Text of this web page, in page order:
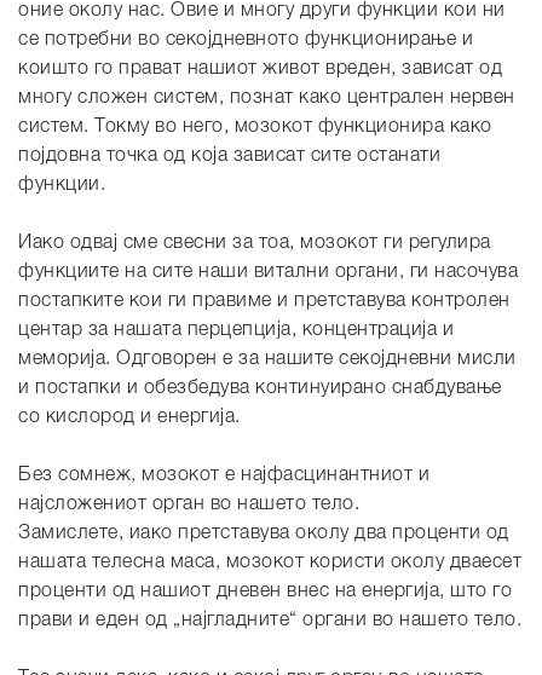
оние околу нас. Овие и многу други функции кои ни
се потребни во секојдневното функционирање и
коишто го прават нашиот живот вреден, зависат од
многу сложен систем, познат како централен нервен
систем. Токму во него, мозокот функционира како
појдовна точка од која зависат сите останати
функции.
Иако одвај сме свесни за тоа, мозокот ги регулира
функциите на сите наши витални органи, ги насочува
постапките кои ги правиме и претставува контролен
центар за нашата перцепција, концентрација и
меморија. Одговорен е за нашите секојдневни мисли
и постапки и обезбедува континуирано снабдување
со кислород и енергија.
Без сомнеж, мозокот е најфасцинантниот и
најсложениот орган во нашето тело.
Замислете, иако претставува околу два проценти од
нашата телесна маса, мозокот користи околу дваесет
проценти од нашиот дневен внес на енергија, што го
прави и еден од „најгладните“ органи во нашето тело.